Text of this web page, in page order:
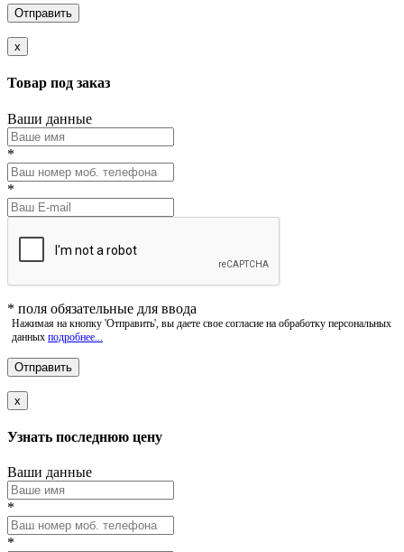
x
Товар под заказ
Ваши данные
*
*
* поля обязательные для ввода
Нажимая на кнопку 'Отправить', вы даете свое согласие на обработку персональных
данных подробнее...
x
Узнать последнюю цену
Ваши данные
*
*